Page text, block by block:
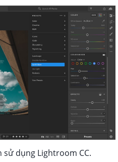
sử dụng Lightroom CC.